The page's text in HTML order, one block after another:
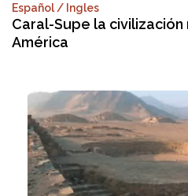
Español / Ingles
Caral-Supe la civilización
América